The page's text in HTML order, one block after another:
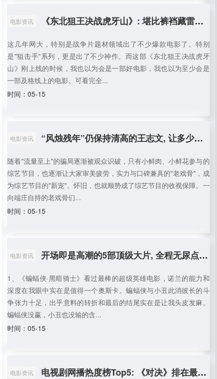
电影资讯 《东北狙王决战虎牙山》: 堪比裤裆藏雷的雷剧, 又出现了
这几年网大，特别是战争片题材领域出了不少爆款电影了。特别
是"狙击手"系列，更是出了不少神作。而这部《东北狙王决战虎牙
山》刚上线的时候，我也以为会是一部好电影，我也以为至少会是
一部及格线上的电影。可看完全...
时间：05-15
电影资讯 “风烛残年”仍保持清高的王志文, 让多少上蹿下跳的老戏骨脸红?
随着"流量至上"的骗局逐渐被观众识破，只有小鲜肉、小鲜花参与的
综艺节目，也逐渐让大家审美疲劳，实力与口碑兼具的"老戏骨"，成
为综艺节目的"新宠"。怀旧，也就顺势成了综艺节目的收视保障。一
向端庄自持的老戏骨们...
时间：05-15
电影资讯 开场即是高潮的5部顶级大片, 全程无尿点, 让你一次看过瘾
1、《蝙蝠侠·黑暗骑士》看过最棒的超级英雄电影，诺兰的能力和
深度在我眼中实在是值得一个奥斯卡。蝙蝠侠与小丑此消彼长的斗
争张力十足，出乎意料的转折和最后的结尾实在是让我头皮发麻。
蝙蝠侠没赢，小丑也没输的含...
时间：05-15
电影资讯 电视剧网播热度榜Top5: 《对决》排在最后, 《且试天下》只能第二